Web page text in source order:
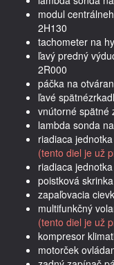
modul
2H130
tachometer na
ľavý predný
2R000
páčka na
ľavé
vnútorné spätné
lambda sonda
riadiaca
(tento diel je už
riadiaca
poistková
zapaľovacia
multifunkčný
(tento diel je už
kompresor
motorček